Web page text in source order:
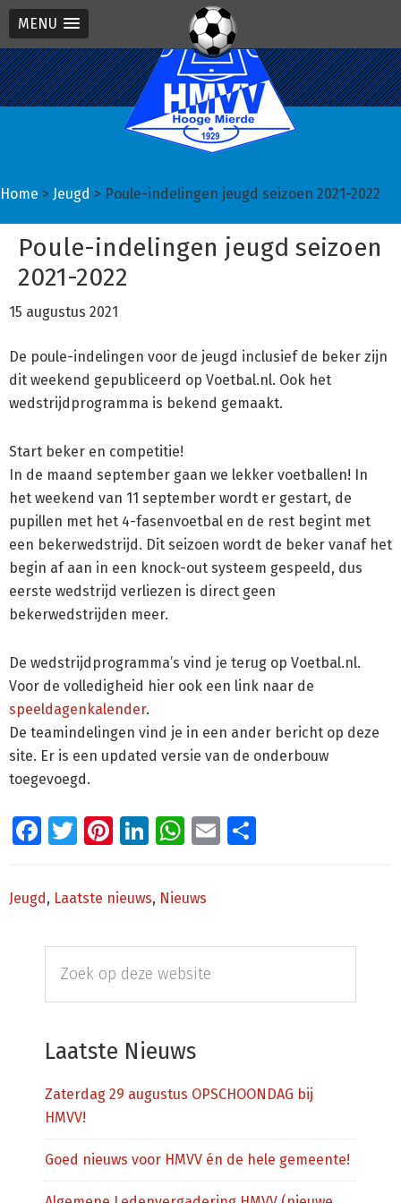
MENU
Spring
naar
de
Door
naar
de
Spring
naar
de
Home > Jeugd > Poule-indelingen jeugd seizoen 2021-2022
Poule-indelingen jeugd seizoen
2021-2022
15 augustus 2021
De poule-indelingen voor de jeugd inclusief de beker zijn
dit weekend gepubliceerd op Voetbal.nl. Ook het
wedstrijdprogramma is bekend gemaakt.
Start beker en competitie!
In de maand september gaan we lekker voetballen! In
het weekend van 11 september wordt er gestart, de
pupillen met het 4-fasenvoetbal en de rest begint met
een bekerwedstrijd. Dit seizoen wordt de beker vanaf het
begin af aan in een knock-out systeem gespeeld, dus
eerste wedstrijd verliezen is direct geen
bekerwedstrijden meer.
De wedstrijdprogramma’s vind je terug op Voetbal.nl.
Voor de volledigheid hier ook een link naar de
speeldagenkalender.
De teamindelingen vind je in een ander bericht op deze
site. Er is een updated versie van de onderbouw
toegevoegd.
Facebook
Twitter
Pinterest
LinkedIn
WhatsApp
Email
Jeugd, Laatste nieuws, Nieuws
Primaire
Sidebar
deze
Laatste Nieuws
Zaterdag 29 augustus OPSCHOONDAG bij
HMVV!
Goed nieuws voor HMVV én de hele gemeente!